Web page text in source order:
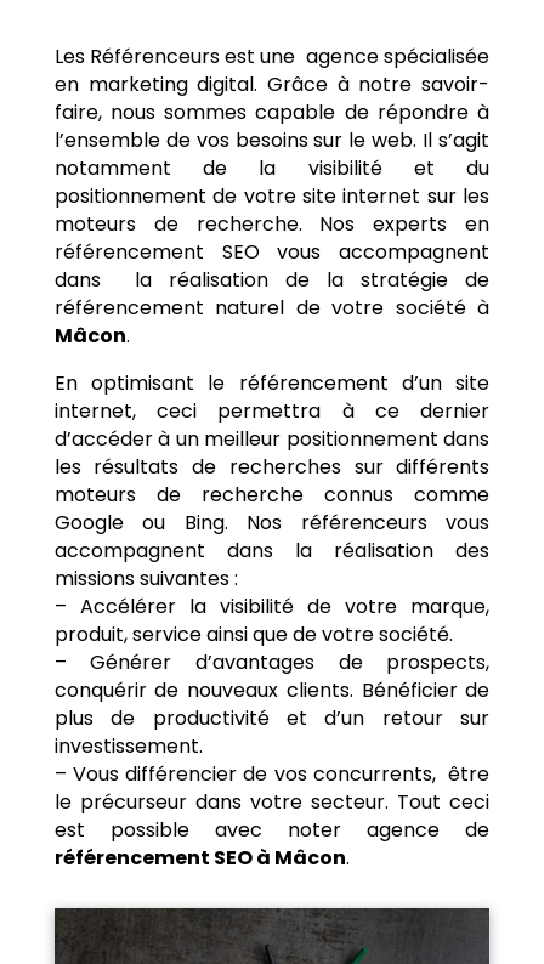
Les Référenceurs est une agence spécialisée
en marketing digital. Grâce à notre savoir-
faire, nous sommes capable de répondre à
l’ensemble de vos besoins sur le web. Il s’agit
notamment de la visibilité et du
positionnement de votre site internet sur les
moteurs de recherche. Nos experts en
référencement SEO vous accompagnent
dans la réalisation de la stratégie de
référencement naturel de votre société à
Mâcon.
En optimisant le référencement d’un site
internet, ceci permettra à ce dernier
d’accéder à un meilleur positionnement dans
les résultats de recherches sur différents
moteurs de recherche connus comme
Google ou Bing. Nos référenceurs vous
accompagnent dans la réalisation des
missions suivantes :
– Accélérer la visibilité de votre marque,
produit, service ainsi que de votre société.
– Générer d’avantages de prospects,
conquérir de nouveaux clients. Bénéficier de
plus de productivité et d’un retour sur
investissement.
– Vous différencier de vos concurrents, être
le précurseur dans votre secteur. Tout ceci
est possible avec noter agence de
référencement SEO à Mâcon.